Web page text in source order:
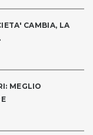
CAMBIA, LA
MEGLIO